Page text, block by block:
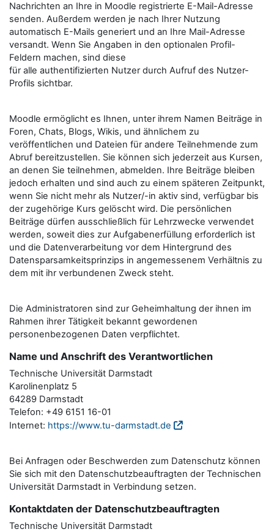
Nachrichten an Ihre in Moodle registrierte E-Mail-Adresse
senden. Außerdem werden je nach Ihrer Nutzung
automatisch E-Mails generiert und an Ihre Mail-Adresse
versandt. Wenn Sie Angaben in den optionalen Profil-
Feldern machen, sind diese
für alle authentifizierten Nutzer durch Aufruf des Nutzer-
Profils sichtbar.
Moodle ermöglicht es Ihnen, unter ihrem Namen Beiträge in
Foren, Chats, Blogs, Wikis, und ähnlichem zu
veröffentlichen und Dateien für andere Teilnehmende zum
Abruf bereitzustellen. Sie können sich jederzeit aus Kursen,
an denen Sie teilnehmen, abmelden. Ihre Beiträge bleiben
jedoch erhalten und sind auch zu einem späteren Zeitpunkt,
wenn Sie nicht mehr als Nutzer/-in aktiv sind, verfügbar bis
der zugehörige Kurs gelöscht wird. Die persönlichen
Beiträge dürfen ausschließlich für Lehrzwecke verwendet
werden, soweit dies zur Aufgabenerfüllung erforderlich ist
und die Datenverarbeitung vor dem Hintergrund des
Datensparsamkeitsprinzips in angemessenem Verhältnis zu
dem mit ihr verbundenen Zweck steht.
Die Administratoren sind zur Geheimhaltung der ihnen im
Rahmen ihrer Tätigkeit bekannt gewordenen
personenbezogenen Daten verpflichtet.
Name und Anschrift des Verantwortlichen
Technische Universität Darmstadt
Karolinenplatz 5
64289 Darmstadt
Telefon: +49 6151 16-01
Internet: https://www.tu-darmstadt.de
Bei Anfragen oder Beschwerden zum Datenschutz können
Sie sich mit den Datenschutzbeauftragten der Technischen
Universität Darmstadt in Verbindung setzen.
Kontaktdaten der Datenschutzbeauftragten
Technische Universität Darmstadt